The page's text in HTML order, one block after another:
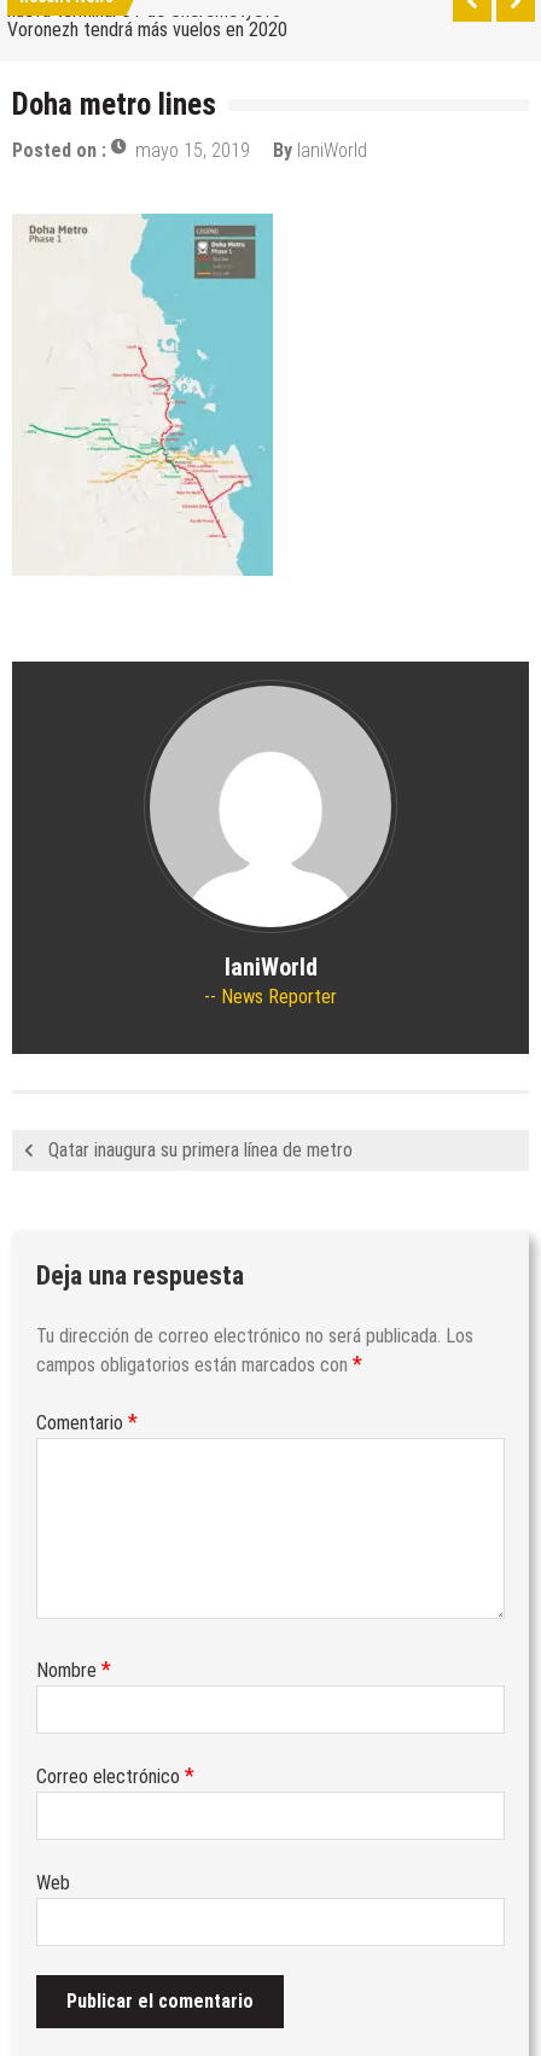
nueva terminal C1 de Sheremetyevo
Voronezh tendrá más vuelos en 2020
Wizz Air expande su base de Skopje y agrega
nuevos destinos
Tour de Francia 2019: mucha montaña, homenaje a
Eddy Merckx y la ausencia de Chris Froome
Bulgaria y Turquía compiten por albergar la nueva
planta industrial de Volkswagen
¿Cuántas ciudades rusas pueden caber en el
territorio de Moscú al comparar su población?
Turkish Airlines se trasladó al nuevo aeropuerto de
Estambul
Aeroflot traslada sus vuelos internacionales a la
nueva terminal C1 de Sheremetyevo
Doha metro lines
Posted on : mayo 15, 2019 By IaniWorld
IaniWorld
News Reporter
Qatar inaugura su primera línea de metro
Deja una respuesta
Tu dirección de correo electrónico no será publicada. Los
campos obligatorios están marcados con *
Comentario *
Nombre *
Correo electrónico *
Web